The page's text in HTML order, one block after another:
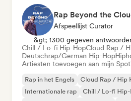
Rap Beyond the
Afspeellijst Curator
&gt; 1300 gegeven
Chill / Lo-fi Hip-HopCloud Rap /
Deutschrap/German Hip-Hop
Artiesten toevoegen aan mijn
Rap in het Engels
Cloud Rap / Hip
Internationale rap
Chill / Lo-fi